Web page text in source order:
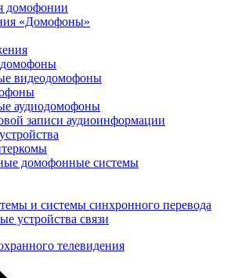
домофонии
«Домофоны»
видеодомофоны
аудиодомофоны
записи аудиоинформации
домофонные системы
и системы синхронного перевода
устройства связи
телевидения